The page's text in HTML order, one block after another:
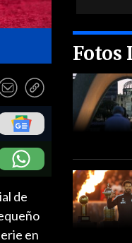
Fotos
de
en